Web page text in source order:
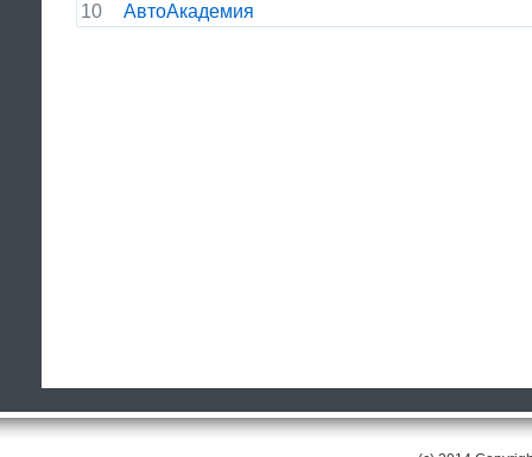
10
АвтоАкадемия